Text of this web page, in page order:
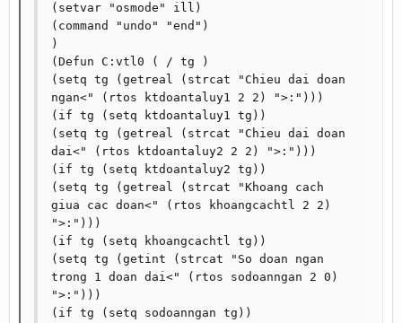
(setvar "osmode" ill)
(command "undo" "end")
)
(Defun C:vtl0 ( / tg )
(setq tg (getreal (strcat "Chieu dai doan
ngan<" (rtos ktdoantaluy1 2 2) ">:")))
(if tg (setq ktdoantaluy1 tg))
(setq tg (getreal (strcat "Chieu dai doan
dai<" (rtos ktdoantaluy2 2 2) ">:")))
(if tg (setq ktdoantaluy2 tg))
(setq tg (getreal (strcat "Khoang cach
giua cac doan<" (rtos khoangcachtl 2 2)
">:")))
(if tg (setq khoangcachtl tg))
(setq tg (getint (strcat "So doan ngan
trong 1 doan dai<" (rtos sodoanngan 2 0)
">:")))
(if tg (setq sodoanngan tg))